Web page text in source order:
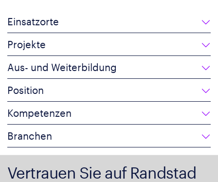
Einsatzorte
Projekte
Aus- und Weiterbildung
Position
Kompetenzen
Branchen
Vertrauen Sie auf Randstad